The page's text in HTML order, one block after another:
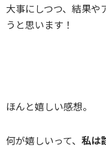
大事にしつつ、結果や
うと思います！
ほんと嬉しい感想。
何が嬉しいって、 私は